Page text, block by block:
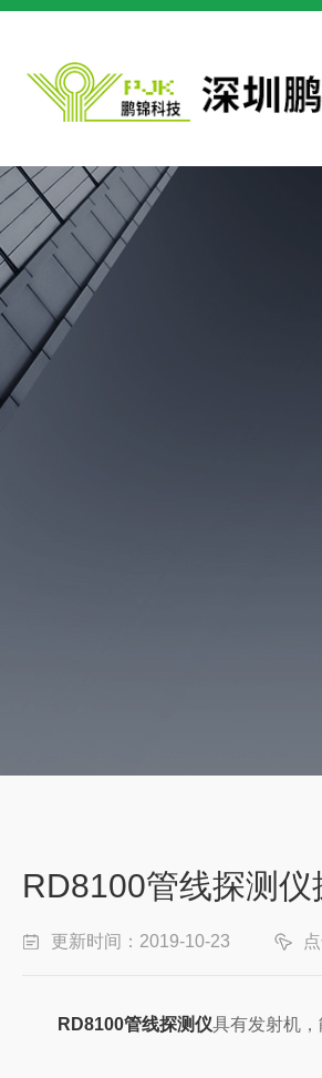
RD8100管线探测
更新时间：2019-10-23
RD8100管线探测仪具有发射机